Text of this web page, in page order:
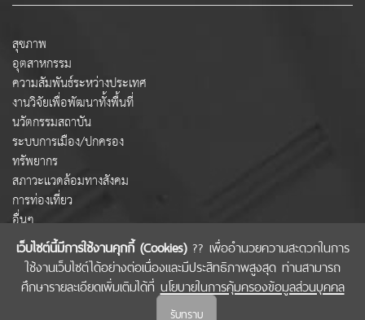
เว็บไซต์นี้มีการใช้งานคุกกี้ (Cookies)?? เพื่ออำนวยความสะดวกในการ
ใช้งานเว็บไซต์ได้อย่างต่อเนื่องและมีประสิทธิภาพสูงสุด ท่านสามารถ
ศึกษารายละเอียดเพิ่มเติมได้ที่ นโยบายในการคุ้มครองข้อมูลส่วนบุคคล
รับทราบ
สุขภาพ
อุตสาหกรรม
ความสัมพันธ์ระหว่างประเทศ
งานวิจัยเพื่อพัฒนาทั้งพื้นที่
นวัตกรรมสถาบัน
ระบบการเมือง/ปกครอง
ทรัพยากร
สภาวะแวดล้อมทางสังคม
การท่องเที่ยว
อื่นๆ
COPYRIGHT © 2022 สำนักงานคณะกรรมการส่งเสริมวิทยาศาสตร์ วิจัยและนวัตกรรม
(สกสว.)